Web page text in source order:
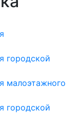
городской
малоэтажного
городской